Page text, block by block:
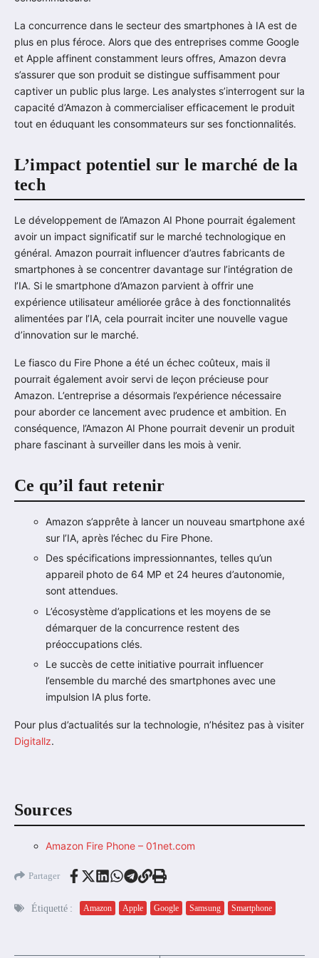
La concurrence dans le secteur des smartphones à IA est de
plus en plus féroce. Alors que des entreprises comme Google
et Apple affinent constamment leurs offres, Amazon devra
s’assurer que son produit se distingue suffisamment pour
captiver un public plus large. Les analystes s’interrogent sur la
capacité d’Amazon à commercialiser efficacement le produit
tout en éduquant les consommateurs sur ses fonctionnalités.
L’impact potentiel sur le marché de la
tech
Le développement de l’Amazon AI Phone pourrait également
avoir un impact significatif sur le marché technologique en
général. Amazon pourrait influencer d’autres fabricants de
smartphones à se concentrer davantage sur l’intégration de
l’IA. Si le smartphone d’Amazon parvient à offrir une
expérience utilisateur améliorée grâce à des fonctionnalités
alimentées par l’IA, cela pourrait inciter une nouvelle vague
d’innovation sur le marché.
Le fiasco du Fire Phone a été un échec coûteux, mais il
pourrait également avoir servi de leçon précieuse pour
Amazon. L’entreprise a désormais l’expérience nécessaire
pour aborder ce lancement avec prudence et ambition. En
conséquence, l’Amazon AI Phone pourrait devenir un produit
phare fascinant à surveiller dans les mois à venir.
Ce qu’il faut retenir
Amazon s’apprête à lancer un nouveau smartphone axé
sur l’IA, après l’échec du Fire Phone.
Des spécifications impressionnantes, telles qu’un
appareil photo de 64 MP et 24 heures d’autonomie,
sont attendues.
L’écosystème d’applications et les moyens de se
démarquer de la concurrence restent des
préoccupations clés.
Le succès de cette initiative pourrait influencer
l’ensemble du marché des smartphones avec une
impulsion IA plus forte.
Pour plus d’actualités sur la technologie, n’hésitez pas à visiter
Digitallz.
Sources
Amazon Fire Phone – 01net.com
Partager
Étiquetté : Amazon Apple Google Samsung Smartphone